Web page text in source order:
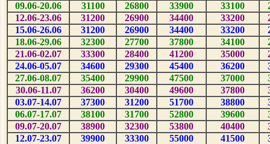
09.06-20.06
31100 26800 33900 33100
12.06-23.06
31200 26900 34400 33200
15.06-26.06
31200 26900 34400 33200
18.06-29.06
32300 27700 37800 34100
21.06-02.07
33300 28400 41200 35000
24.06-05.07
34600 29300 45400 36200
27.06-08.07
35400 29900 47500 37000
30.06-11.07
36200 30400 49600 37800
03.07-14.07
37300 31200 51700 38800
06.07-17.07
38100 31700 52800 39600
09.07-20.07
38900 32300 53800 40400
12.07-23.07
39900 33300 55000 41500